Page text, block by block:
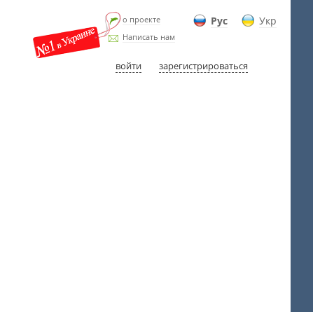
Рус Укр
о проекте
Написать нам
войти зарегистрироваться